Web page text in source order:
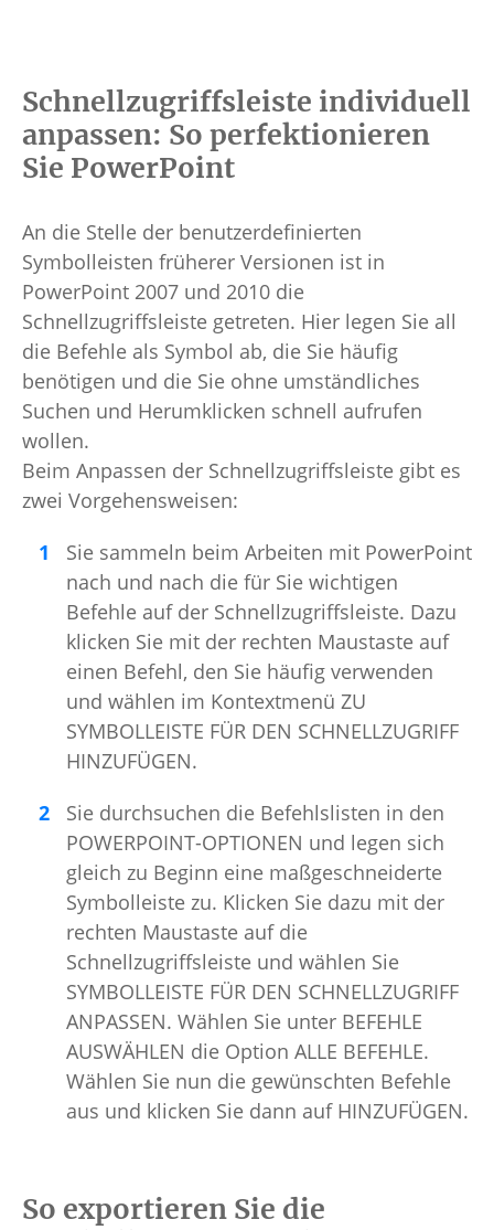
Schnellzugriffsleiste individuell
anpassen: So perfektionieren
Sie PowerPoint
An die Stelle der benutzerdefinierten
Symbolleisten früherer Versionen ist in
PowerPoint 2007 und 2010 die
Schnellzugriffsleiste getreten. Hier legen Sie all
die Befehle als Symbol ab, die Sie häufig
benötigen und die Sie ohne umständliches
Suchen und Herumklicken schnell aufrufen
wollen.
Beim Anpassen der Schnellzugriffsleiste gibt es
zwei Vorgehensweisen:
Sie sammeln beim Arbeiten mit PowerPoint
nach und nach die für Sie wichtigen
Befehle auf der Schnellzugriffsleiste. Dazu
klicken Sie mit der rechten Maustaste auf
einen Befehl, den Sie häufig verwenden
und wählen im Kontextmenü ZU
SYMBOLLEISTE FÜR DEN SCHNELLZUGRIFF
HINZUFÜGEN.
Sie durchsuchen die Befehlslisten in den
POWERPOINT-OPTIONEN und legen sich
gleich zu Beginn eine maßgeschneiderte
Symbolleiste zu. Klicken Sie dazu mit der
rechten Maustaste auf die
Schnellzugriffsleiste und wählen Sie
SYMBOLLEISTE FÜR DEN SCHNELLZUGRIFF
ANPASSEN. Wählen Sie unter BEFEHLE
AUSWÄHLEN die Option ALLE BEFEHLE.
Wählen Sie nun die gewünschten Befehle
aus und klicken Sie dann auf HINZUFÜGEN.
So exportieren Sie die